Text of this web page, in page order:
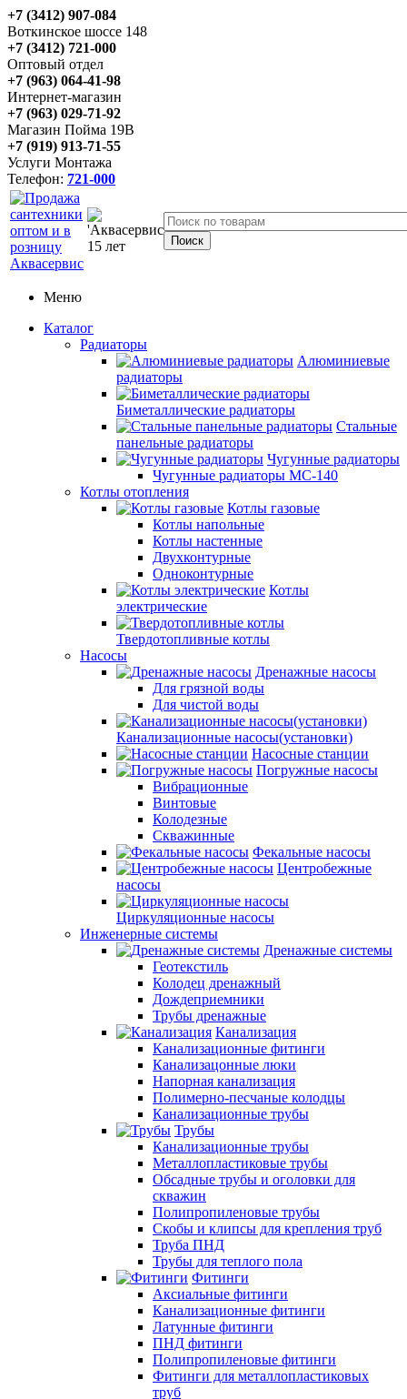
+7 (3412) 907-084
Воткинское шоссе 148
+7 (3412) 721-000
Оптовый отдел
+7 (963) 064-41-98
Интернет-магазин
+7 (963) 029-71-92
Магазин Пойма 19В
+7 (919) 913-71-55
Услуги Монтажа
Телефон: 721-000
Меню
Каталог
Радиаторы
Алюминиевые
радиаторы
Биметаллические радиаторы
Стальные
панельные радиаторы
Чугунные радиаторы
Чугунные радиаторы МС-140
Котлы отопления
Котлы газовые
Котлы напольные
Котлы настенные
Двухконтурные
Одноконтурные
Котлы
электрические
Твердотопливные котлы
Насосы
Дренажные насосы
Для грязной воды
Для чистой воды
Канализационные насосы(установки)
Насосные станции
Погружные насосы
Вибрационные
Винтовые
Колодезные
Скважинные
Фекальные насосы
Центробежные
насосы
Циркуляционные насосы
Инженерные системы
Дренажные системы
Геотекстиль
Колодец дренажный
Дождеприемники
Трубы дренажные
Канализация
Канализационные фитинги
Канализацонные люки
Напорная канализация
Полимерно-песчаные колодцы
Канализационные трубы
Трубы
Канализационные трубы
Металлопластиковые трубы
Обсадные трубы и оголовки для
скважин
Полипропиленовые трубы
Скобы и клипсы для крепления труб
Труба ПНД
Трубы для теплого пола
Фитинги
Аксиальные фитинги
Канализационные фитинги
Латунные фитинги
ПНД фитинги
Полипропиленовые фитинги
Фитинги для металлопластиковых
труб